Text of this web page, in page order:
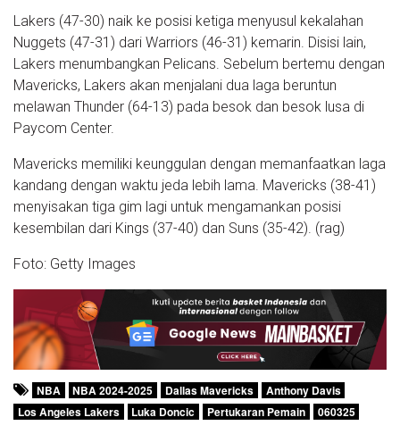
Lakers (47-30) naik ke posisi ketiga menyusul kekalahan
Nuggets (47-31) dari Warriors (46-31) kemarin. Disisi lain,
Lakers menumbangkan Pelicans. Sebelum bertemu dengan
Mavericks, Lakers akan menjalani dua laga beruntun
melawan Thunder (64-13) pada besok dan besok lusa di
Paycom Center.
Mavericks memiliki keunggulan dengan memanfaatkan laga
kandang dengan waktu jeda lebih lama. Mavericks (38-41)
menyisakan tiga gim lagi untuk mengamankan posisi
kesembilan dari Kings (37-40) dan Suns (35-42). (rag)
Foto: Getty Images
NBA NBA 2024-2025 Dallas Mavericks
Anthony Davis
Los Angeles Lakers
Luka Doncic Pertukaran Pemain 060325